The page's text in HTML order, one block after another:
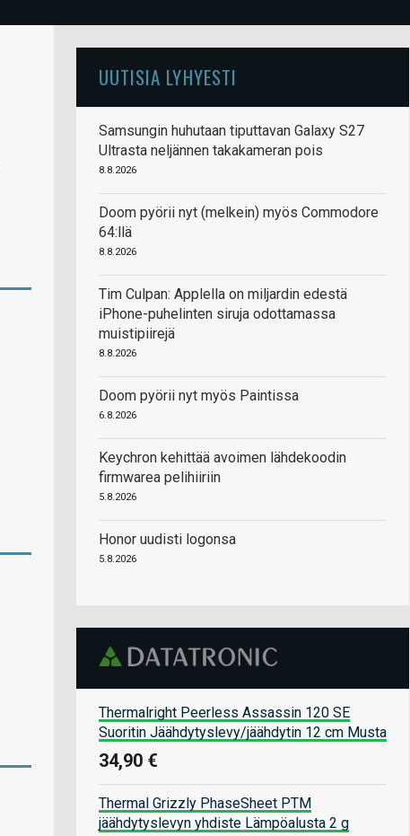
UUTISIA LYHYESTI
Samsungin huhutaan tiputtavan Galaxy S27
Ultrasta neljännen takakameran pois
8.8.2026
Doom pyörii nyt (melkein) myös Commodore
64:llä
8.8.2026
Tim Culpan: Applella on miljardin edestä
iPhone-puhelinten siruja odottamassa
muistipiirejä
8.8.2026
Doom pyörii nyt myös Paintissa
6.8.2026
Keychron kehittää avoimen lähdekoodin
firmwarea pelihiiriin
5.8.2026
Honor uudisti logonsa
5.8.2026
Thermalright Peerless Assassin 120 SE
Suoritin Jäähdytyslevy/jäähdytin 12 cm Musta
34,90 €
Thermal Grizzly PhaseSheet PTM
jäähdytyslevyn yhdiste Lämpöalusta 2 g